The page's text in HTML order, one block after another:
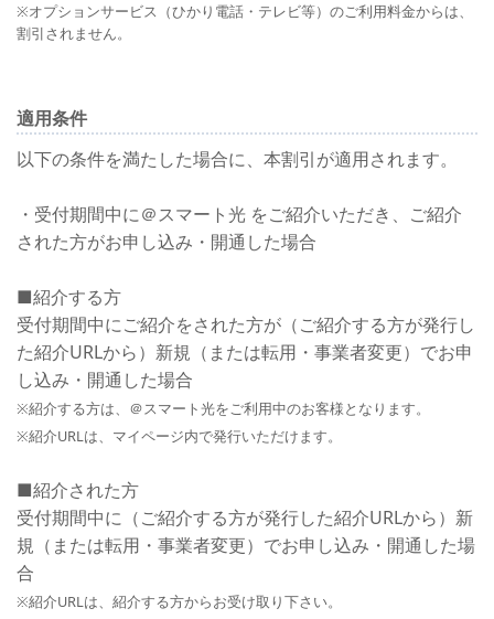
※オプションサービス（ひかり電話・テレビ等）のご利用料金からは、
割引されません。
適用条件
以下の条件を満たした場合に、本割引が適用されます。
・受付期間中に＠スマート光 をご紹介いただき、ご紹介
された方がお申し込み・開通した場合
■紹介する方
受付期間中にご紹介をされた方が（ご紹介する方が発行し
た紹介URLから）新規（または転用・事業者変更）でお申
し込み・開通した場合
※紹介する方は、＠スマート光をご利用中のお客様となります。
※紹介URLは、マイページ内で発行いただけます。
■紹介された方
受付期間中に（ご紹介する方が発行した紹介URLから）新
規（または転用・事業者変更）でお申し込み・開通した場
合
※紹介URLは、紹介する方からお受け取り下さい。